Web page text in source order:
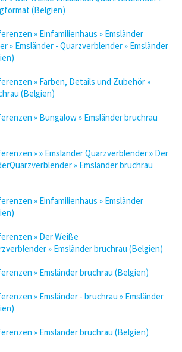
(Belgien)
» Einfamilienhaus » Emsländer
» Emsländer - Quarzverblender » Emsländer
» Farben, Details und Zubehör »
(Belgien)
» Bungalow » Emsländer bruchrau
» » Emsländer Quarzverblender » Der
» Emsländer bruchrau
» Einfamilienhaus » Emsländer
» Der Weiße
» Emsländer bruchrau (Belgien)
» Emsländer bruchrau (Belgien)
» Emsländer - bruchrau » Emsländer
» Emsländer bruchrau (Belgien)